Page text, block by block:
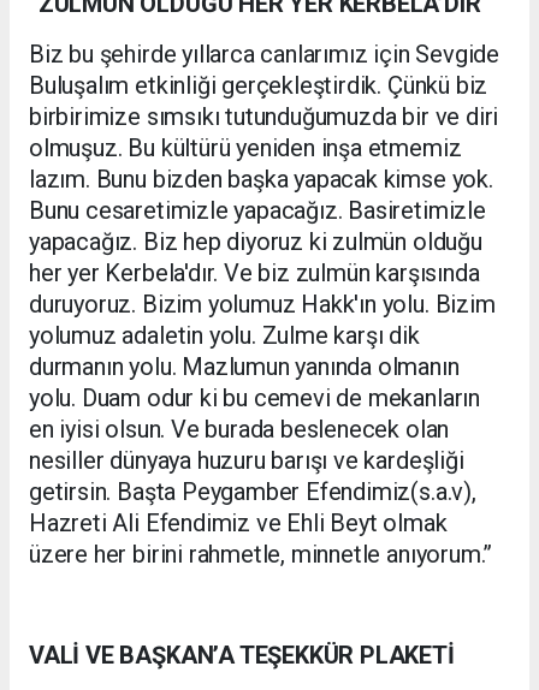
Biz bu şehirde yıllarca canlarımız için Sevgide
Buluşalım etkinliği gerçekleştirdik. Çünkü biz
birbirimize sımsıkı tutunduğumuzda bir ve diri
olmuşuz. Bu kültürü yeniden inşa etmemiz
lazım. Bunu bizden başka yapacak kimse yok.
Bunu cesaretimizle yapacağız. Basiretimizle
yapacağız. Biz hep diyoruz ki zulmün olduğu
her yer Kerbela'dır. Ve biz zulmün karşısında
duruyoruz. Bizim yolumuz Hakk'ın yolu. Bizim
yolumuz adaletin yolu. Zulme karşı dik
durmanın yolu. Mazlumun yanında olmanın
yolu. Duam odur ki bu cemevi de mekanların
en iyisi olsun. Ve burada beslenecek olan
nesiller dünyaya huzuru barışı ve kardeşliği
getirsin. Başta Peygamber Efendimiz(s.a.v),
Hazreti Ali Efendimiz ve Ehli Beyt olmak
üzere her birini rahmetle, minnetle anıyorum.”
VALİ VE BAŞKAN’A TEŞEKKÜR PLAKETİ